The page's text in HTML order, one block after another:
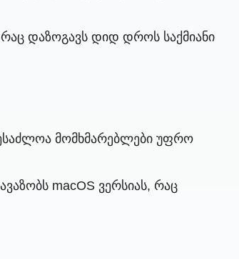
დაზოგავს დიდ დროს საქმიანი
მომხმარებლები უფრო
macOS ვერსიას, რაც